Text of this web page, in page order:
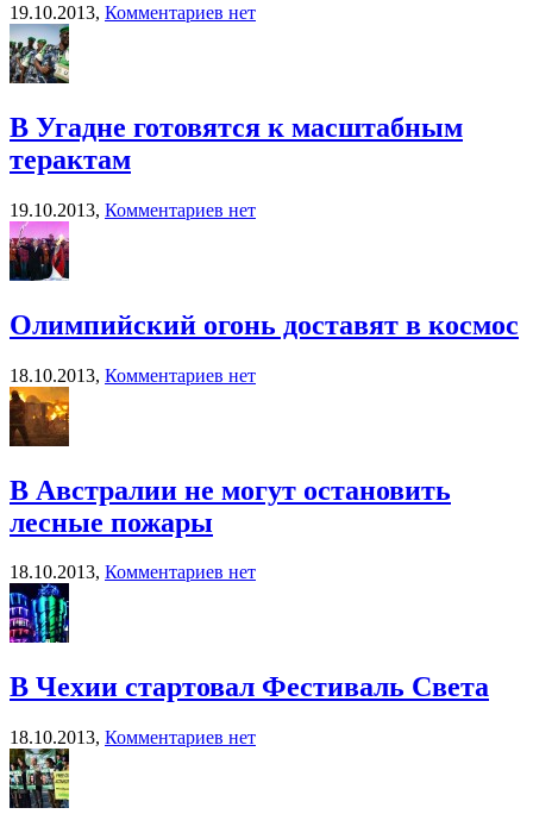
19.10.2013, Комментариев нет
В Угадне готовятся к масштабным
терактам
19.10.2013, Комментариев нет
Олимпийский огонь доставят в космос
18.10.2013, Комментариев нет
В Австралии не могут остановить
лесные пожары
18.10.2013, Комментариев нет
В Чехии стартовал Фестиваль Света
18.10.2013, Комментариев нет